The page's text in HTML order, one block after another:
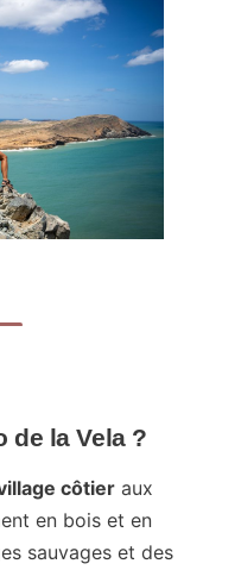
de la Vela ?
côtier aux
en bois et en
sauvages et des